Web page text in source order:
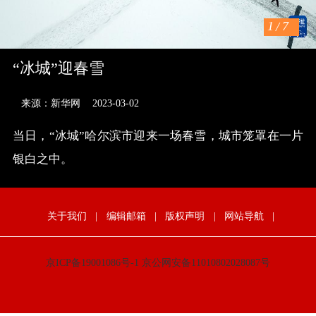
1 / 7
“冰城”迎春雪
来源：新华网 2023-03-02
当日，“冰城”哈尔滨市迎来一场春雪，城市笼罩在一片
银白之中。
关于我们 | 编辑邮箱 | 版权声明 | 网站导航 |
京ICP备19001086号-1 京公网安备11010802028087号